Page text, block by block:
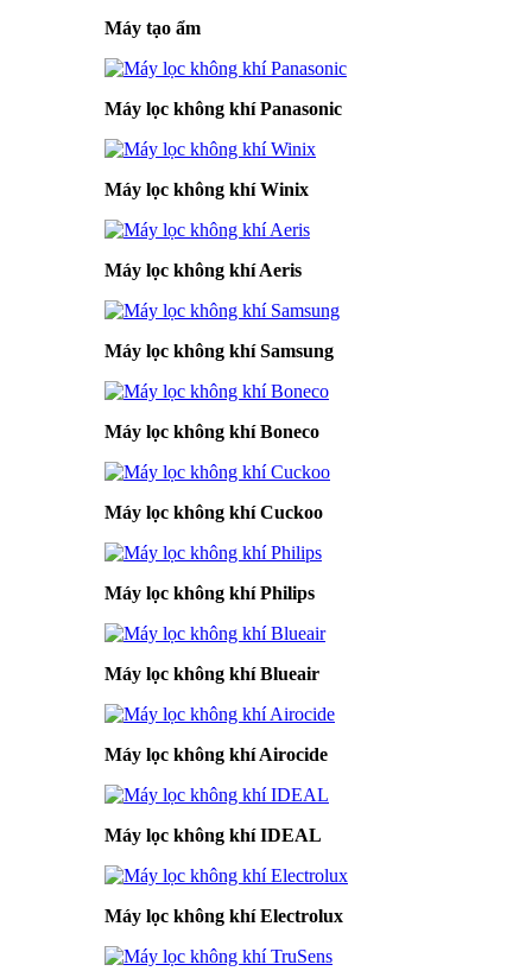
Máy tạo ẩm
Máy lọc không khí Panasonic
Máy lọc không khí Winix
Máy lọc không khí Aeris
Máy lọc không khí Samsung
Máy lọc không khí Boneco
Máy lọc không khí Cuckoo
Máy lọc không khí Philips
Máy lọc không khí Blueair
Máy lọc không khí Airocide
Máy lọc không khí IDEAL
Máy lọc không khí Electrolux